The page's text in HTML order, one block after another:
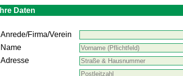
Ihre Daten
Anrede/Firma/Verein
Name
Adresse